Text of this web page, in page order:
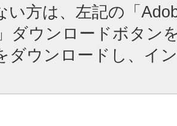
い方は、左記の「
ダウンロードボタン
ダウンロードし、イ